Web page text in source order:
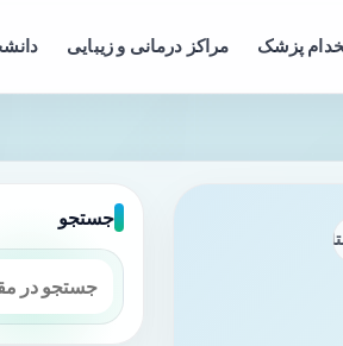
پزشک مراکز درمانی و زیبایی
جستجو